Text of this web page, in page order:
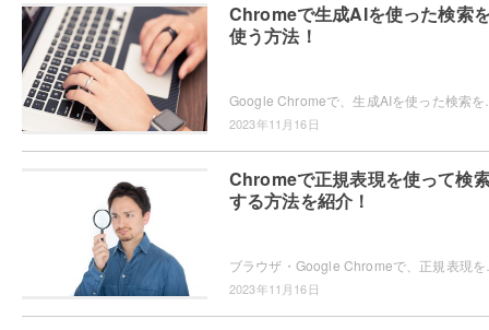
Chromeで生成AIを使った検索
使う方法！
2023年11月16日
Chromeで正規表現を使って検
する方法を紹介！
2023年11月16日